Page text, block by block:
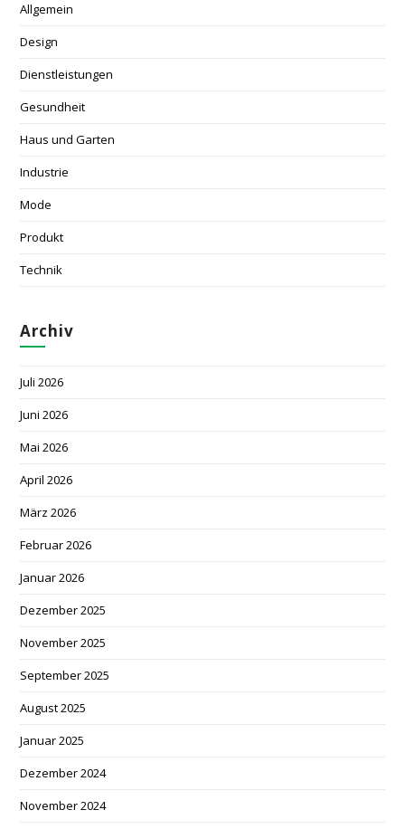
Allgemein
Design
Dienstleistungen
Gesundheit
Haus und Garten
Industrie
Mode
Produkt
Technik
Archiv
Juli 2026
Juni 2026
Mai 2026
April 2026
März 2026
Februar 2026
Januar 2026
Dezember 2025
November 2025
September 2025
August 2025
Januar 2025
Dezember 2024
November 2024